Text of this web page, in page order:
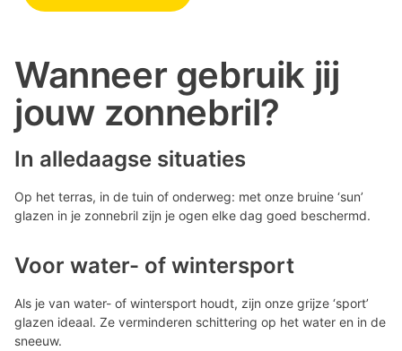
Wanneer gebruik jij
jouw zonnebril?
In alledaagse situaties
Op het terras, in de tuin of onderweg: met onze bruine ‘sun’
glazen in je zonnebril zijn je ogen elke dag goed beschermd.
Voor water- of wintersport
Als je van water- of wintersport houdt, zijn onze grijze ‘sport’
glazen ideaal. Ze verminderen schittering op het water en in de
sneeuw.